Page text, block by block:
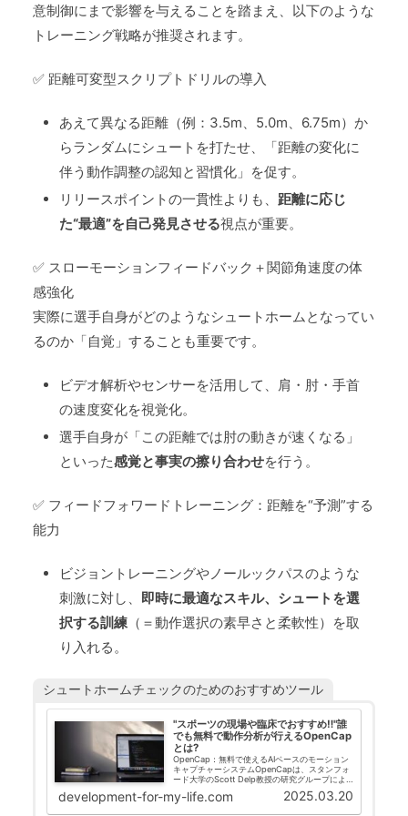
意制御にまで影響を与えることを踏まえ、以下のような
トレーニング戦略が推奨されます。
✅ 距離可変型スクリプトドリルの導入
あえて異なる距離（例：3.5m、5.0m、6.75m）か
らランダムにシュートを打たせ、「距離の変化に
伴う動作調整の認知と習慣化」を促す。
リリースポイントの一貫性よりも、 距離に応じ
た“最適”を自己発見させる視点が重要。
✅ スローモーションフィードバック＋関節角速度の体
感強化
実際に選手自身がどのようなシュートホームとなってい
るのか「自覚」することも重要です。
ビデオ解析やセンサーを活用して、肩・肘・手首
の速度変化を視覚化。
選手自身が「この距離では肘の動きが速くなる」
といった感覚と事実の擦り合わせを行う。
✅ フィードフォワードトレーニング：距離を“予測”する
能力
ビジョントレーニングやノールックパスのような
刺激に対し、 即時に最適なスキル、シュートを選
択する訓練 （＝動作選択の素早さと柔軟性）を取
り入れる。
シュートホームチェックのためのおすすめツール
"スポーツの現場や臨床でおすすめ‼"誰
でも無料で動作分析が行えるOpenCap
とは?
OpenCap：無料で使えるAIベースのモーション
キャプチャーシステムOpenCapは、スタンフォ
ード大学のScott Delp教授の研究グループによ
って開発された、クラウドベースのマーカーレ
ス・モーションキャプチャ・システムです。従来
development-for-my-life.com 2025.03.20